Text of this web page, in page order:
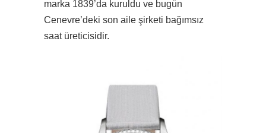
marka 1839’da kuruldu ve bugün
Cenevre’deki son aile şirketi bağımsız
saat üreticisidir.